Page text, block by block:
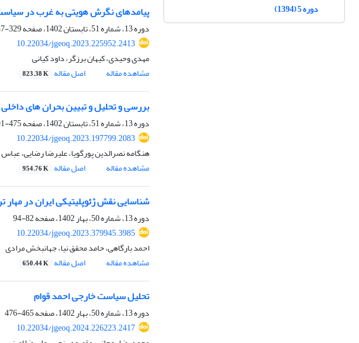
پیامدهای نگرش هویتی به غرب در
دوره 13، شماره 51، تابستان 1402، صفحه
329-347
10.22034/jgeoq.2023.225952.2413
مهدی وحیدی، کیهان برزگر، داود کیانی
مشاهده مقاله
اصل مقاله 823.38 K
بررسی و تحلیل و تبیین بحران های
دوره 13، شماره 51، تابستان 1402، صفحه
475-491
10.22034/jgeoq.2023.197799.2083
هنگامه نصرالدین پورگویا، علیرضا رضایی،
مشاهده مقاله
اصل مقاله 954.76 K
شناسایی نقش ژئوپلیتیکی ایران در مهار تروریسم از سال 2001 تا
دوره 13، شماره 50، بهار 1402، صفحه
82-94
10.22034/jgeoq.2023.379945.3985
احمد بارگاهی، حامد محقق نیا، جهانبخش مرادی
مشاهده مقاله
اصل مقاله 650.44 K
تحلیل سیاست خارجی احمد قوام
دوره 13، شماره 50، بهار 1402، صفحه
465-476
10.22034/jgeoq.2024.226223.2417
دوره 5 (1394)